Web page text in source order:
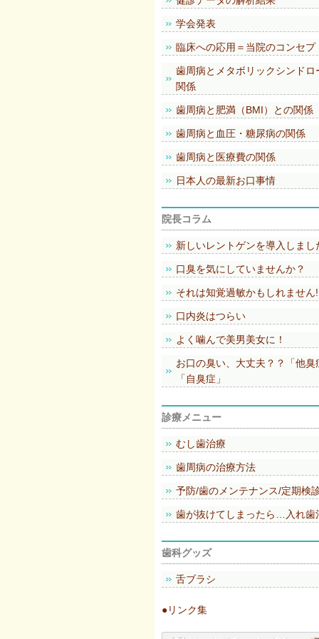
学会発表
臨床への応用＝当院のコンセプ
歯周病とメタボリックシンドロ
関係
歯周病と肥満（BMI）との関係
歯周病と血圧・糖尿病の関係
歯周病と医療費の関係
日本人の最新お口事情
院長コラム
新しいレントゲンを導入しまし
口臭を気にしていませんか？
それは知覚過敏かもしれません
口内炎はつらい
よく噛んで美男美女に！
お口の臭い、大丈夫？？「他臭
「自臭症」
診療メニュー
むし歯治療
歯周病の治療方法
予防/歯のメンテナンス/定期検
歯が抜けてしまったら…入れ歯
歯科グッズ
舌ブラシ
●リンク集